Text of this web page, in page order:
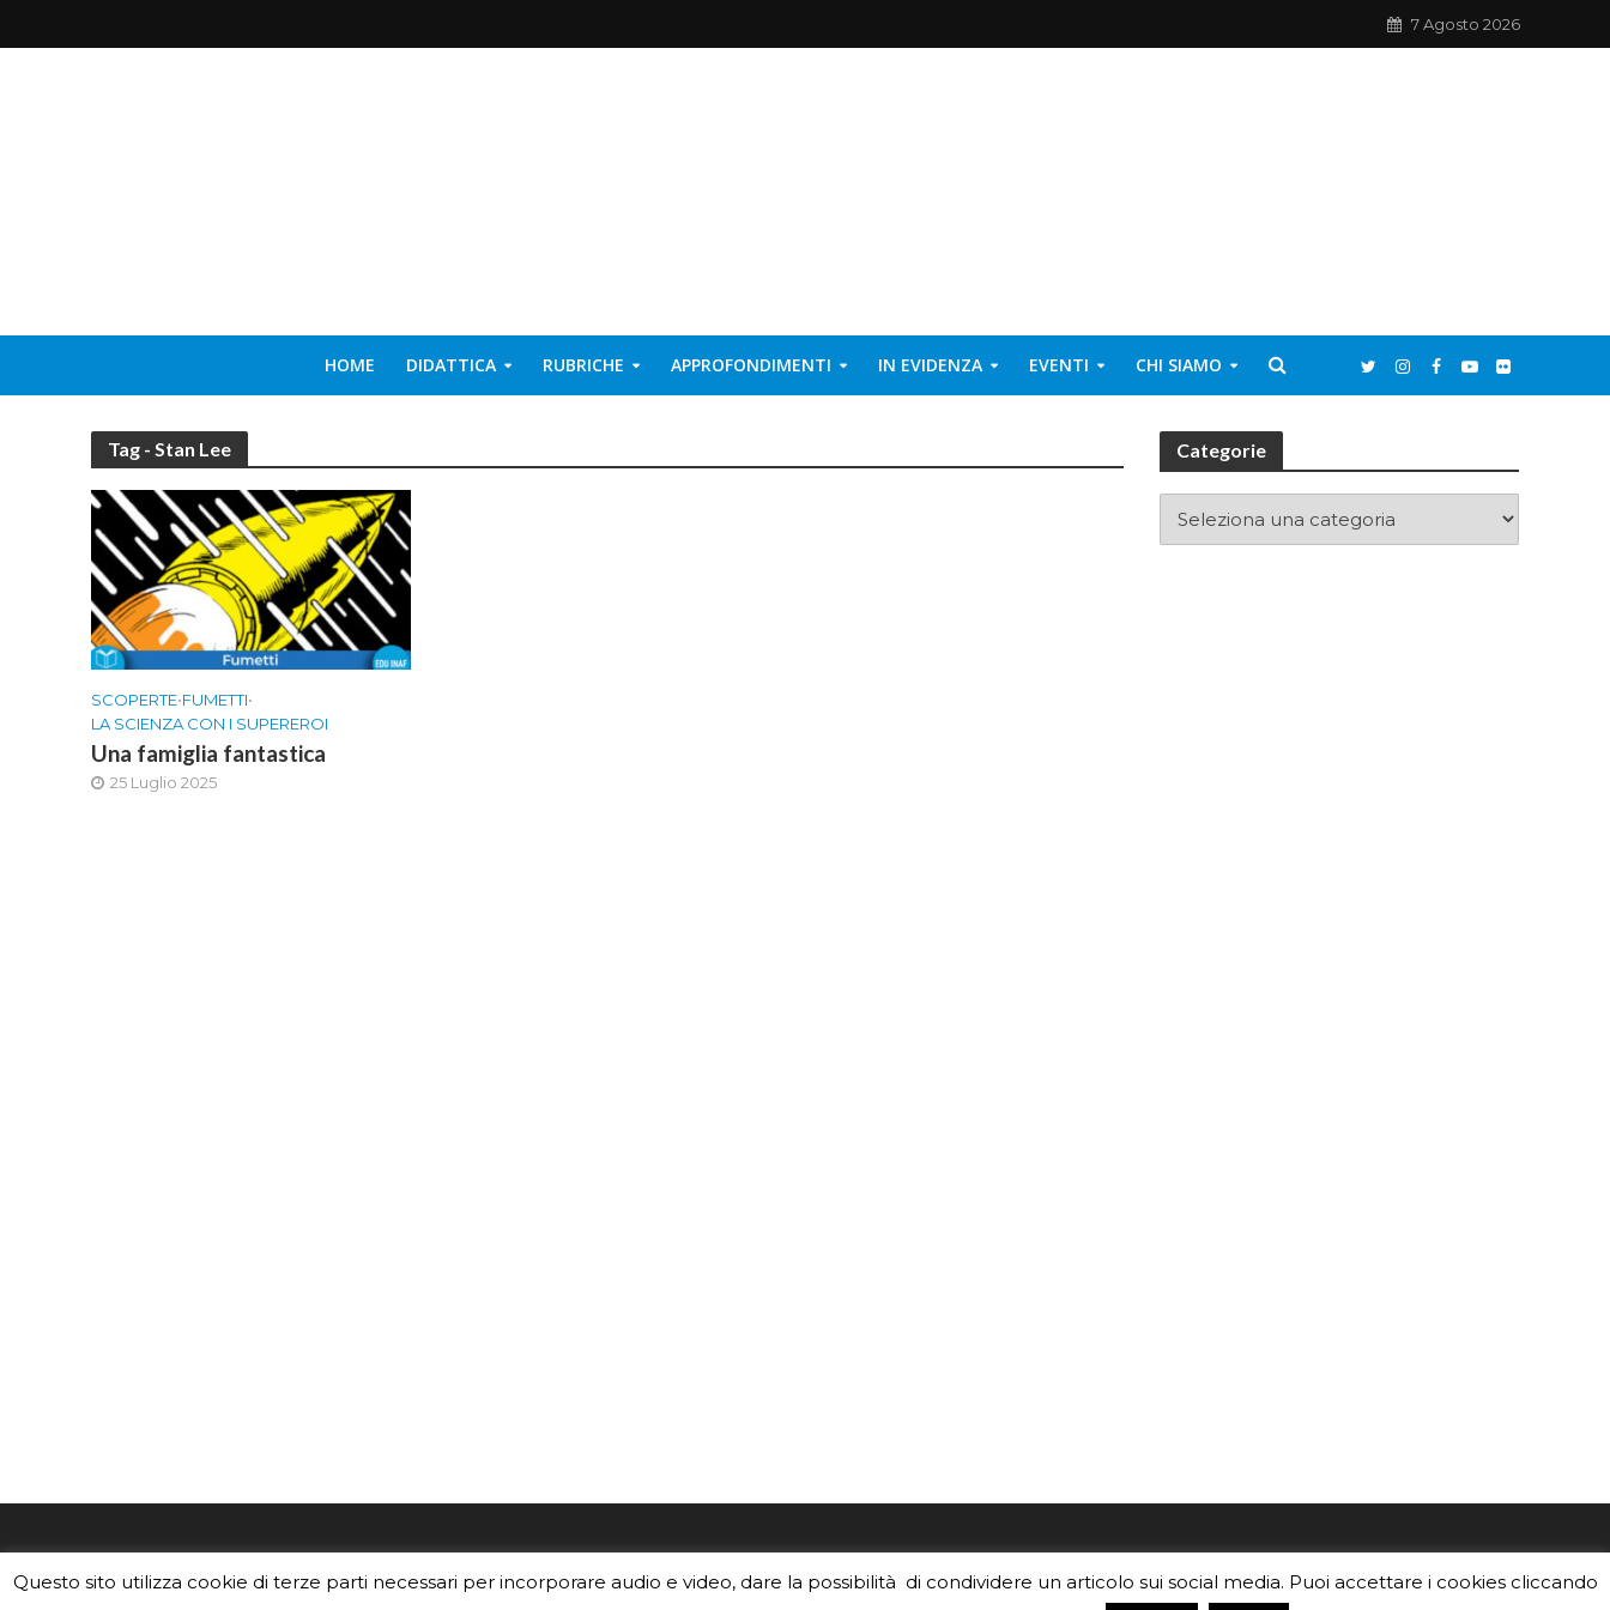
7 Agosto 2026
HOME DIDATTICA RUBRICHE APPROFONDIMENTI IN EVIDENZA EVENTI CHI SIAMO
Tag - Stan Lee
SCOPERTE•FUMETTI•
LA SCIENZA CON I SUPEREROI
Una famiglia fantastica
25 Luglio 2025
Categorie
divulgazione dell'INAF,Istituto
Leggi i Crediti.
risponde, per inviarci le tue foto o i
brochureda distribuire nella tua
Questo sito utilizza cookie di terze parti necessari per incorporare audio e video, dare la possibilità di condividere un articolo sui social media. Puoi accettare i cookies cliccando